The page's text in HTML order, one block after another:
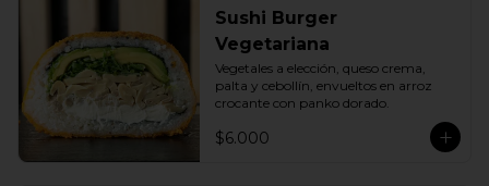
Sushi Burger
Vegetariana
Vegetales a elección, queso crema,
palta y cebollín, envueltos en arroz
crocante con panko dorado.
$6.000